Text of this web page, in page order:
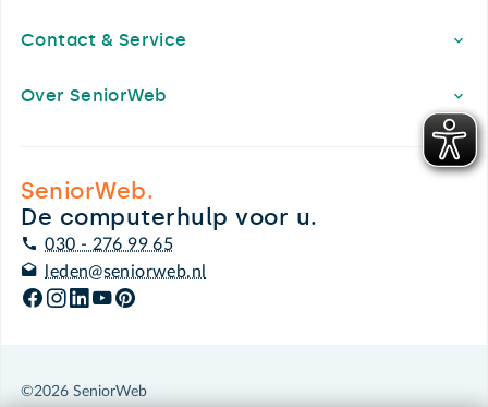
Contact & Service
Over SeniorWeb
SeniorWeb.
De computerhulp voor u.
030 - 276 99 65
leden@seniorweb.nl
©2026 SeniorWeb